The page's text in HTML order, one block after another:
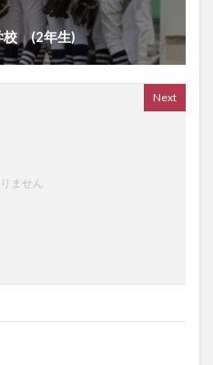
校 (2年生)
Next
ません